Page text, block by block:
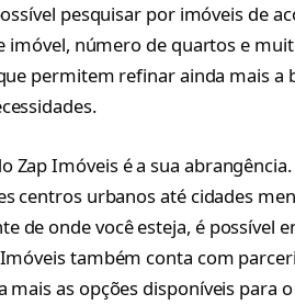
pesquisar por imóveis de
imóvel, número de quartos e
permitem refinar ainda mais a
Zap Imóveis é a sua
centros urbanos até cidades
de onde você esteja, é possível
também conta com
mais as opções disponíveis para